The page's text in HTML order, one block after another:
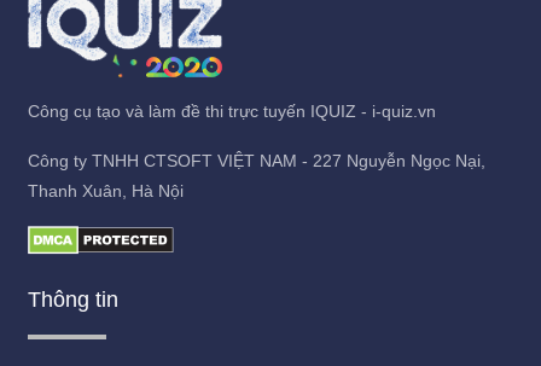
Công cụ tạo và làm đề thi trực tuyến IQUIZ - i-quiz.vn
Công ty TNHH CTSOFT VIỆT NAM - 227 Nguyễn Ngọc Nại,
Thanh Xuân, Hà Nội
Thông tin